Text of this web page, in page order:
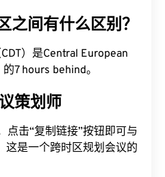
之间有什么区别？
）是Central European
7 hours behind。
策划师
点击“复制链接”按钮即可与
这是一个跨时区规划会议的